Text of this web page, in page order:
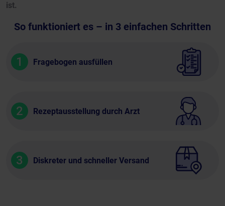
ist.
So funktioniert es – in 3 einfachen Schritten
1 Fragebogen ausfüllen
2 Rezeptausstellung durch Arzt
3 Diskreter und schneller Versand